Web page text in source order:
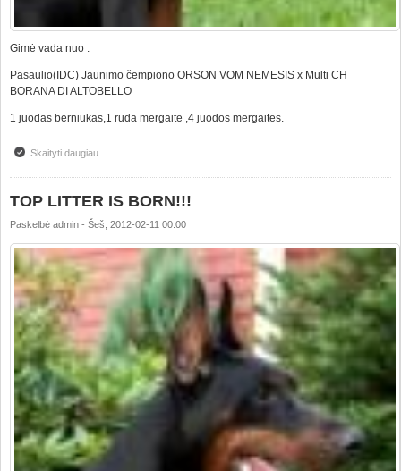
Gimė vada nuo :
Pasaulio(IDC) Jaunimo čempiono ORSON VOM NEMESIS x Multi CH
BORANA DI ALTOBELLO
1 juodas berniukas,1 ruda mergaitė ,4 juodos mergaitės.
Skaityti daugiauapie GIMĖ NAUJA VADA-PRIIMAME REZERVACIJAS!!!
TOP LITTER IS BORN!!!
Paskelbė admin - Šeš, 2012-02-11 00:00